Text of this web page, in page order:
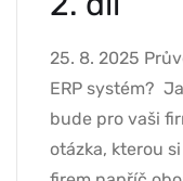
25. 8. 2025
ERP systém?
bude pro vaši
otázka, kterou